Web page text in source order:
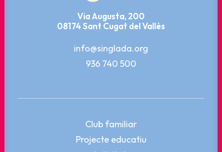
Via Augusta, 200
08174 Sant Cugat del Vallès
info@singlada.org
936 740 500
Club familiar
Projecte educatiu